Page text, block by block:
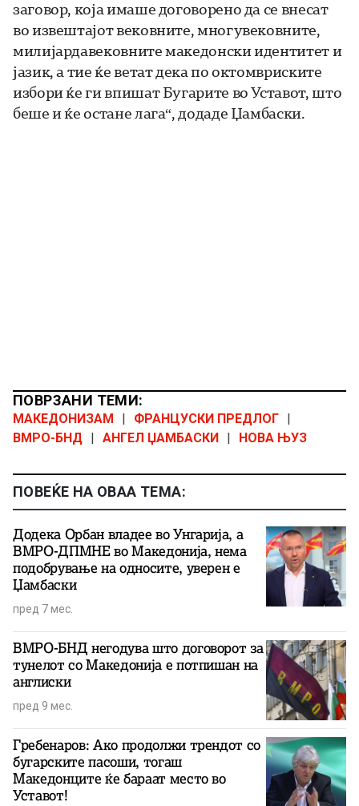
заговор, која имаше договорено да се внесат
во извештајот вековните, многувековните,
милијардавековните македонски идентитет и
јазик, а тие ќе ветат дека по октомвриските
избори ќе ги впишат Бугарите во Уставот, што
беше и ќе остане лага“, додаде Џамбаски.
ПОВРЗАНИ ТЕМИ:
МАКЕДОНИЗАМ ФРАНЦУСКИ ПРЕДЛОГ
ВМРО-БНД
АНГЕЛ ЏАМБАСКИ НОВА ЊУЗ
ПОВЕЌЕ НА ОВАА ТЕМА:
Додека Орбан владее во Унгарија, а
ВМРО-ДПМНЕ во Македонија, нема
подобрување на односите, уверен е
Џамбаски
пред 7 мес.
ВМРО-БНД негодува што договорот за
тунелот со Македонија е потпишан на
англиски
пред 9 мес.
Гребенаров: Ако продолжи трендот со
бугарските пасоши, тогаш
Македонците ќе бараат место во
Уставот!